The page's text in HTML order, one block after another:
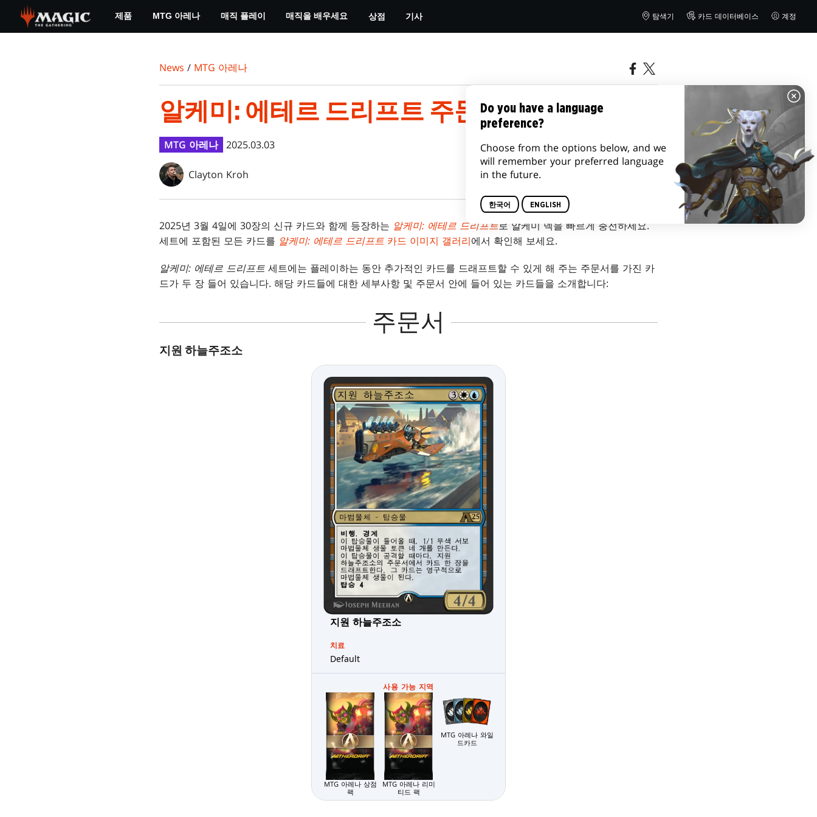
main
제품 MTG 아레나 매직 플레이 매직을 배우세요 상점 기사 탐색기 카드 데이터베이스 계정
News / MTG 아레나
알케미: 에테르 드리프트 주문서
MTG 아레나 2025.03.03
Clayton Kroh
2025년 3월 4일에 30장의 신규 카드와 함께 등장하는 알케미: 에테르 드리프트로 알케미 덱을 빠르게 충전하세요.
세트에 포함된 모든 카드를 알케미: 에테르 드리프트 카드 이미지 갤러리에서 확인해 보세요.
알케미: 에테르 드리프트 세트에는 플레이하는 동안 추가적인 카드를 드래프트할 수 있게 해 주는 주문서를 가진 카
드가 두 장 들어 있습니다. 해당 카드들에 대한 세부사항 및 주문서 안에 들어 있는 카드들을 소개합니다:
주문서
지원 하늘주조소
지원 하늘주조소
치료
Default
사용 가능 지역
MTG 아레나 상점
팩
MTG 아레나 리미
티드 팩
MTG 아레나 와일
드카드
Do you have a language
preference?
Choose from the options below, and we
will remember your preferred language
in the future.
한국어 ENGLISH